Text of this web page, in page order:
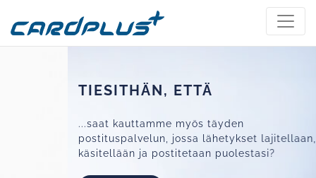
TIESITHÄN, ETTÄ
...saat kauttamme myös täyden
postituspalvelun, jossa lähetykset lajitellaan,
käsitellään ja postitetaan puolestasi?